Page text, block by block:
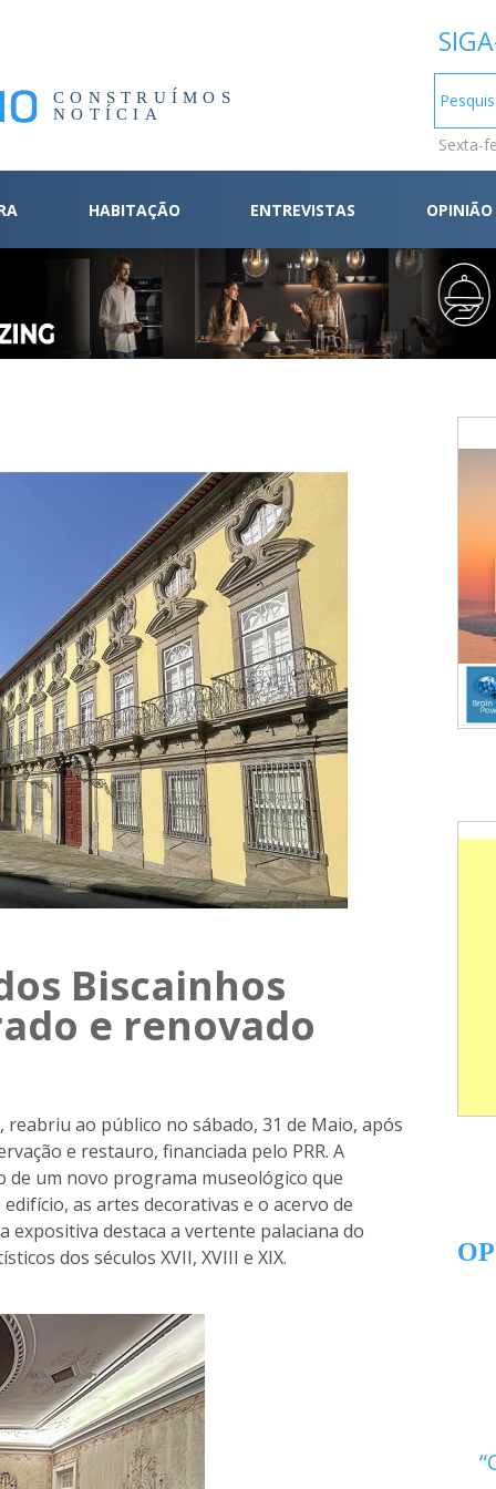
CONSTRUÍMOS
NOTÍCIA
Sexta-
HABITAÇÃO ENTREVISTAS OPINIÃO
Biscainhos
e renovado
reabriu ao público no sábado, 31 de Maio, após
e restauro, financiada pelo PRR. A
um novo programa museológico que
as artes decorativas e o acervo de
expositiva destaca a vertente palaciana do
dos séculos XVII, XVIII e XIX.